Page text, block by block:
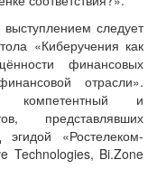
следует
«Киберучения как
финансовых
отрасли».
компетентный и
представлявших
«Ростелеком-
Technologies, Bi.Zone